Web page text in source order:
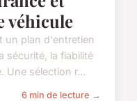
véhicule
un plan d'entretien
sécurité, la fiabilité
Une sélection r...
6 min de lecture →